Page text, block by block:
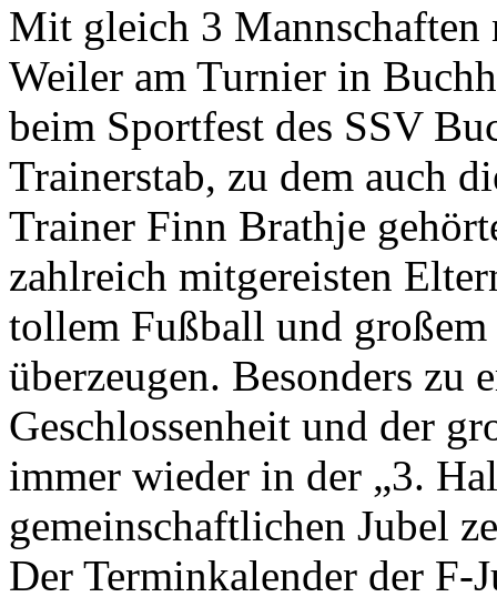
Mit gleich 3 Mannschaften
Weiler am Turnier in
beim Sportfest des SSV
Trainerstab, zu dem auch
Trainer Finn Brathje
zahlreich mitgereisten
tollem Fußball und
überzeugen. Besonders zu
Geschlossenheit und der
immer wieder in der „3.
gemeinschaftlichen Jubel
Der Terminkalender der